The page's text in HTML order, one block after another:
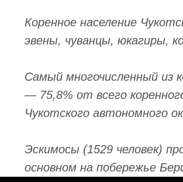
Коренное население
эвены, чуванцы, юкагиры,
Самый многочисленный из
— 75,8% от всего
Чукотского автономного
Эскимосы (1529 человек)
основном на побережье